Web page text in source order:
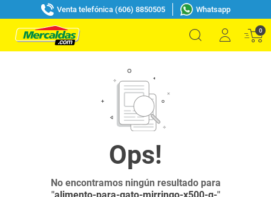
Venta telefónica (606) 8850505 Whatsapp
0
No encontramos ningún resultado para